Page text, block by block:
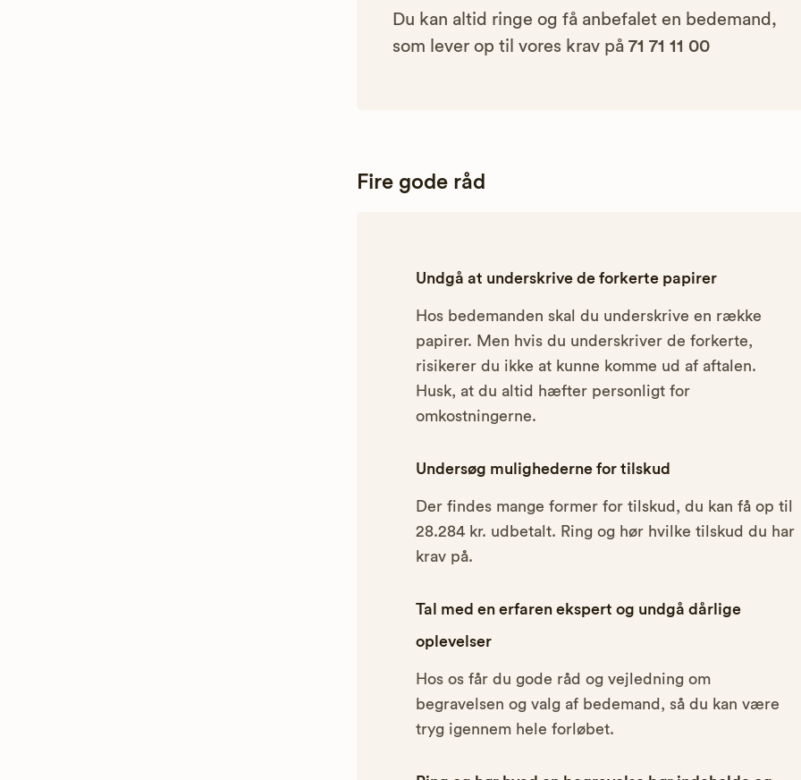
Du kan altid ringe og få anbefalet en bedemand,
som lever op til vores krav på 71 71 11 00
Fire gode råd
Undgå at underskrive de forkerte papirer
Hos bedemanden skal du underskrive en række
papirer. Men hvis du underskriver de forkerte,
risikerer du ikke at kunne komme ud af aftalen.
Husk, at du altid hæfter personligt for
omkostningerne.
Undersøg mulighederne for tilskud
Der findes mange former for tilskud, du kan få op til
28.284 kr. udbetalt. Ring og hør hvilke tilskud du har
krav på.
Tal med en erfaren ekspert og undgå dårlige
oplevelser
Hos os får du gode råd og vejledning om
begravelsen og valg af bedemand, så du kan være
tryg igennem hele forløbet.